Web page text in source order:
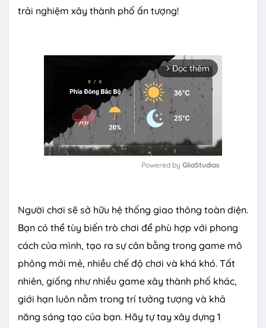
trải nghiệm xây thành phố ấn tượng!
arrow_forward_ios Đọc thêm
t
e
Powered by GliaStudios
Người chơi sẽ sở hữu hệ thống giao thông toàn diện.
Bạn có thể tùy biến trò chơi để phù hợp với phong
cách của mình, tạo ra sự cân bằng trong game mô
phỏng mới mẻ, nhiều chế độ chơi và khá khó. Tất
nhiên, giống như nhiều game xây thành phố khác,
giới hạn luôn nằm trong trí tưởng tượng và khả
năng sáng tạo của bạn. Hãy tự tay xây dựng 1